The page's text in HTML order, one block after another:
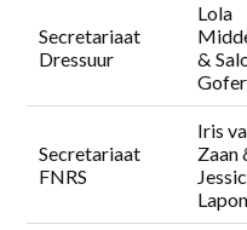
Secretariaat
Dressuur
Lola
&
Secretariaat
FNRS
Iris
Zaan